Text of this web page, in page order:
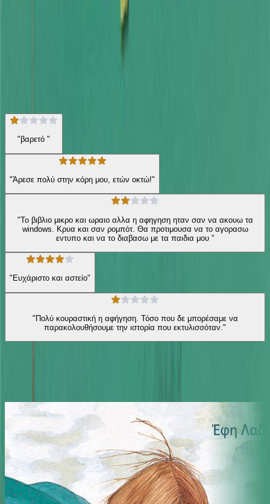
πράγματα στη ζωή μας είναι αυτά που συμβαίνουν απροσδόκητα!
Σύγχρονα Παραμύθια
"βαρετό "
"Άρεσε πολύ στην κόρη μου, ετών οκτώ!"
"Το βιβλιο μικρο και ωραιο αλλα η αφηγηση ηταν σαν να ακουω τα
windows. Κρυα και σαν ρομπότ. Θα προτιμουσα να το αγορασω
εντυπο και να το διαβασω με τα παιδια μου "
"Ευχάριστο και αστείο"
"Πολύ κουραστική η αφήγηση. Τόσο που δε μπορέσαμε να
παρακολουθήσουμε την ιστορία που εκτυλισσόταν."